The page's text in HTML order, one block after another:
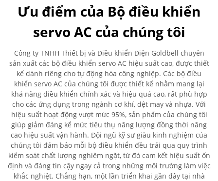
Ưu điểm của Bộ điều khiển
servo AC của chúng tôi
Công ty TNHH Thiết bị và Điều khiển Điện Goldbell chuyên
sản xuất các bộ điều khiển servo AC hiệu suất cao, được thiết
kế dành riêng cho tự động hóa công nghiệp. Các bộ điều
khiển servo AC của chúng tôi được thiết kế nhằm mang lại
khả năng điều khiển chính xác và hiệu quả cao, rất phù hợp
cho các ứng dụng trong ngành cơ khí, dệt may và nhựa. Với
hiệu suất hoạt động vượt mức 95%, sản phẩm của chúng tôi
giúp giảm đáng kể mức tiêu thụ năng lượng đồng thời nâng
cao hiệu suất vận hành. Đội ngũ kỹ sư giàu kinh nghiệm của
chúng tôi đảm bảo mỗi bộ điều khiển đều trải qua quy trình
kiểm soát chất lượng nghiêm ngặt, từ đó cam kết hiệu suất ổn
định và đáng tin cậy ngay cả trong những môi trường làm việc
khắc nghiệt. Chẳng hạn, một lần triển khai gần đây tại nhà